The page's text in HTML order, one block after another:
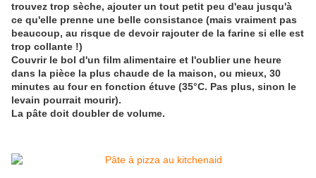
trouvez trop sèche, ajouter un tout petit peu d'eau jusqu'à
ce qu'elle prenne une belle consistance (mais vraiment pas
beaucoup, au risque de devoir rajouter de la farine si elle est
trop collante !)
Couvrir le bol d'un film alimentaire et l'oublier une heure
dans la pièce la plus chaude de la maison, ou mieux, 30
minutes au four en fonction étuve (35°C. Pas plus, sinon le
levain pourrait mourir).
La pâte doit doubler de volume.